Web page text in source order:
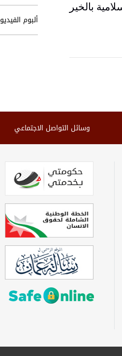
بالخير
ألبوم الفيديو
وسائل التواصل الاجتماعي